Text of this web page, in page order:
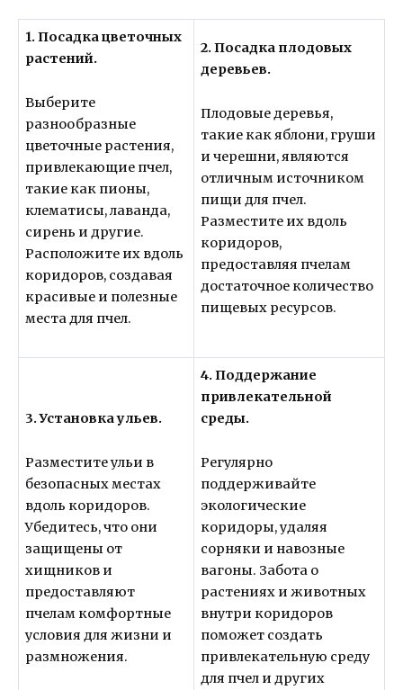
1. Посадка цветочных
растений.
Выберите
разнообразные
цветочные растения,
привлекающие пчел,
такие как пионы,
клематисы, лаванда,
сирень и другие.
Расположите их вдоль
коридоров, создавая
красивые и полезные
места для пчел.
2. Посадка плодовых
деревьев.
Плодовые деревья,
такие как яблони, груши
и черешни, являются
отличным источником
пищи для пчел.
Разместите их вдоль
коридоров,
предоставляя пчелам
достаточное количество
пищевых ресурсов.
3. Установка ульев.
Разместите ульи в
безопасных местах
вдоль коридоров.
Убедитесь, что они
защищены от
хищников и
предоставляют
пчелам комфортные
условия для жизни и
размножения.
4. Поддержание
привлекательной
среды.
Регулярно
поддерживайте
экологические
коридоры, удаляя
сорняки и навозные
вагоны. Забота о
растениях и животных
внутри коридоров
поможет создать
привлекательную среду
для пчел и других